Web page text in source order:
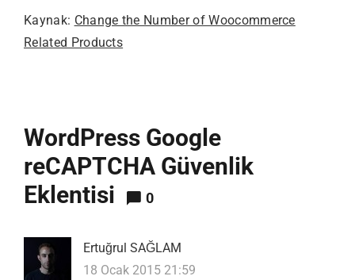
Kaynak: Change the Number of Woocommerce
Related Products
WordPress Google
reCAPTCHA Güvenlik
Eklentisi
0
Ertuğrul SAĞLAM
18 Ocak 2015 21:59